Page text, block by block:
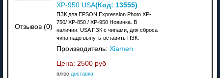
Отзывов (0)
XP-950 USA(Код: 13555)
ПЗК для EPSON Expression Photo XP-
750/ XP-850 / XP-950 Новинка. В
наличии. USA ПЗК с чипами, для сброса
чипа надо вынуть-вставить ПЗК.
Производитель: Xiamen
Цена: 2500 руб
плюс доставка